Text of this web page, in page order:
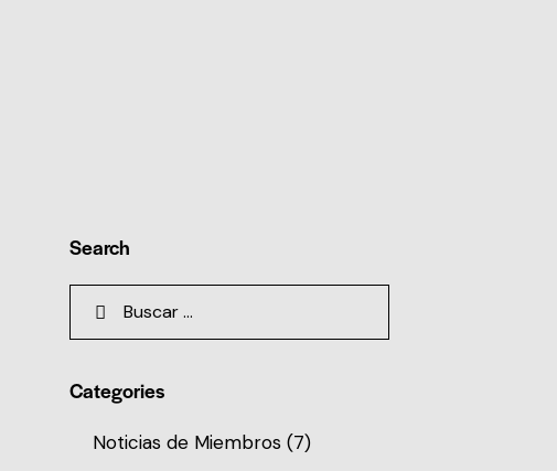
Search
Categories
Noticias de Miembros(7)